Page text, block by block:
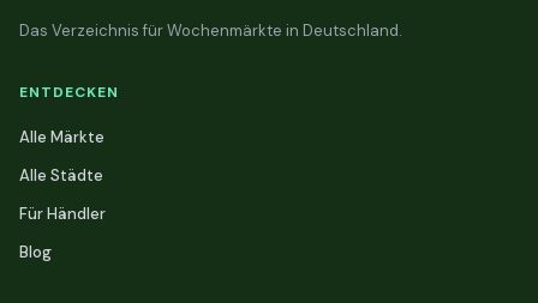
Das Verzeichnis für Wochenmärkte in Deutschland.
ENTDECKEN
Alle Märkte
Alle Städte
Für Händler
Blog